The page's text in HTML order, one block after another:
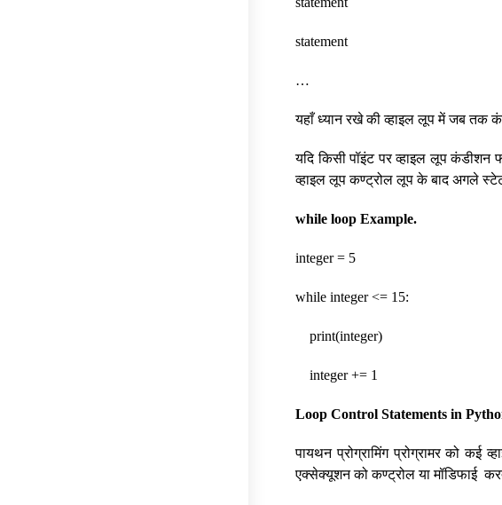
statement
…
यहाँ ध्यान रखे की व्हाइल लूप में जब तक
यदि किसी पॉइंट पर व्हाइल लूप कंडीशन
व्हाइल लूप कण्ट्रोल लूप के बाद अगले
while loop Example.
integer = 5
while integer <= 15:
print(integer)
integer += 1
Loop Control Statements in
पायथन प्रोग्रामिंग प्रोग्रामर को
एक्सेक्यूशन को कण्ट्रोल या मॉडिफाई